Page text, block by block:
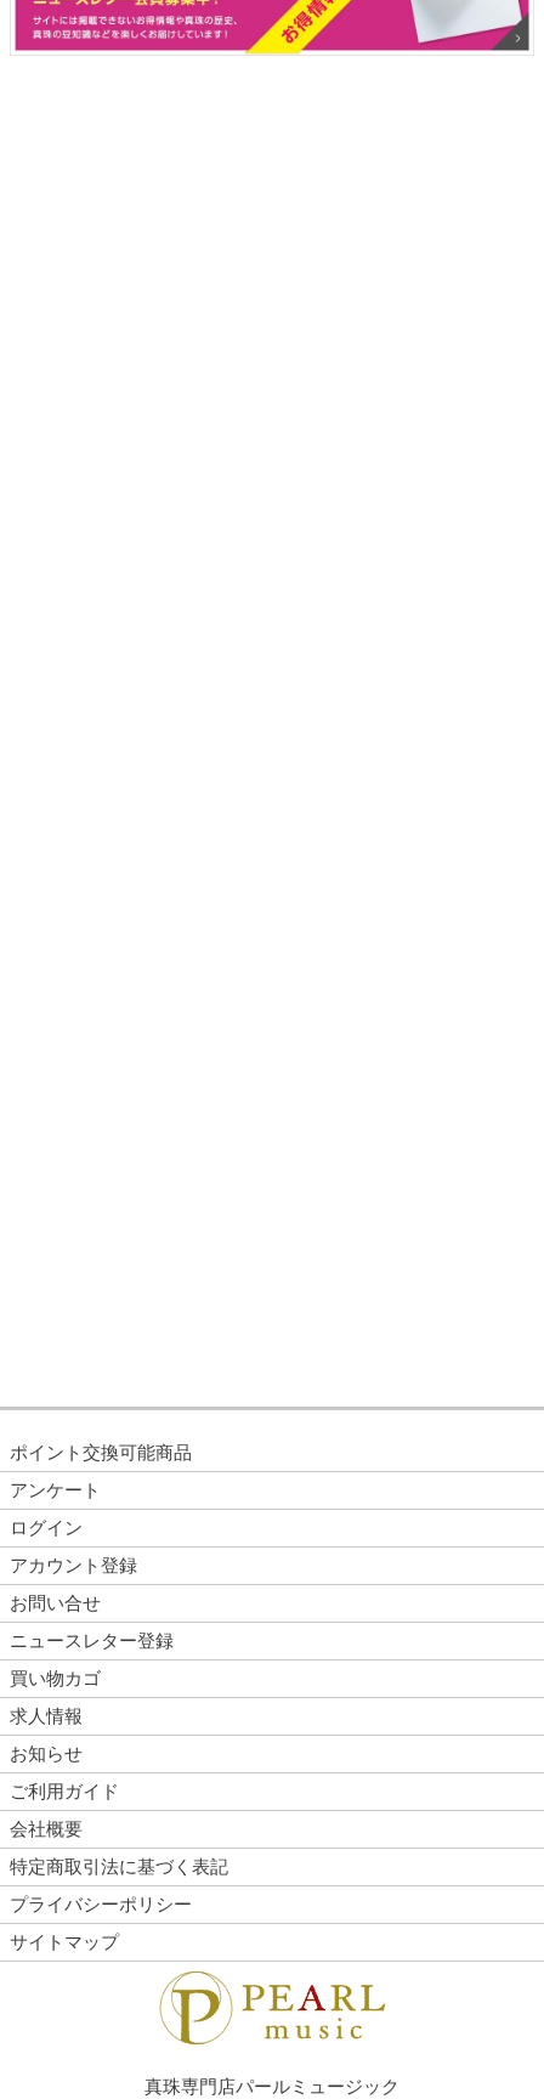
ポイント交換可能商品
アンケート
ログイン
アカウント登録
お問い合せ
ニュースレター登録
買い物カゴ
求人情報
お知らせ
ご利用ガイド
会社概要
特定商取引法に基づく表記
プライバシーポリシー
サイトマップ
真珠専門店パールミュージック